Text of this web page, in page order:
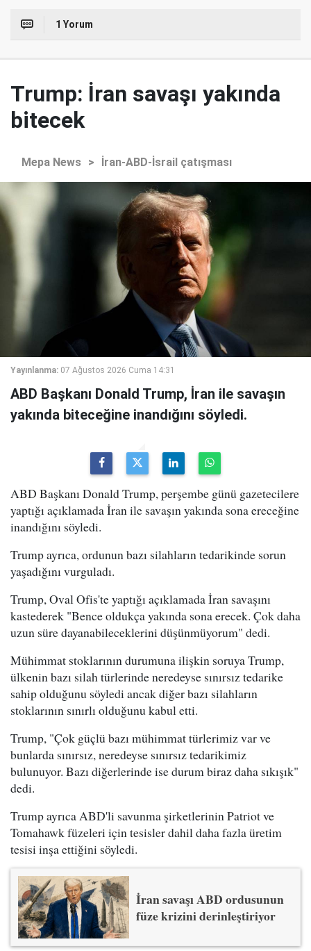
1 Yorum
Trump: İran savaşı yakında
bitecek
Mepa News > İran-ABD-İsrail çatışması
Yayınlanma: 07 Ağustos 2026 Cuma 14:31
ABD Başkanı Donald Trump, İran ile savaşın
yakında biteceğine inandığını söyledi.
ABD Başkanı Donald Trump, perşembe günü gazetecilere
yaptığı açıklamada İran ile savaşın yakında sona ereceğine
inandığını söyledi.
Trump ayrıca, ordunun bazı silahların tedarikinde sorun
yaşadığını vurguladı.
Trump, Oval Ofis'te yaptığı açıklamada İran savaşını
kastederek "Bence oldukça yakında sona erecek. Çok daha
uzun süre dayanabileceklerini düşünmüyorum" dedi.
Mühimmat stoklarının durumuna ilişkin soruya Trump,
ülkenin bazı silah türlerinde neredeyse sınırsız tedarike
sahip olduğunu söyledi ancak diğer bazı silahların
stoklarının sınırlı olduğunu kabul etti.
Trump, "Çok güçlü bazı mühimmat türlerimiz var ve
bunlarda sınırsız, neredeyse sınırsız tedarikimiz
bulunuyor. Bazı diğerlerinde ise durum biraz daha sıkışık"
dedi.
Trump ayrıca ABD'li savunma şirketlerinin Patriot ve
Tomahawk füzeleri için tesisler dahil daha fazla üretim
tesisi inşa ettiğini söyledi.
İran savaşı ABD ordusunun
füze krizini derinleştiriyor